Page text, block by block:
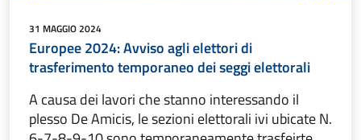
31 MAGGIO 2024
Europee 2024: Avviso agli elettori di
trasferimento temporaneo dei seggi elettorali
A causa dei lavori che stanno interessando il
plesso De Amicis, le sezioni elettorali ivi ubicate N.